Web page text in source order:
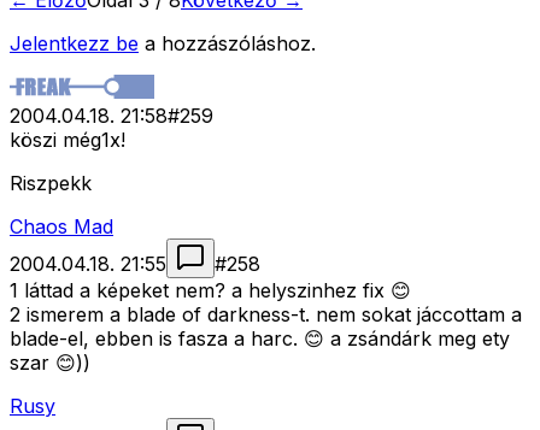
Jelentkezz be a hozzászóláshoz.
2004.04.18. 21:58#259
köszi még1x!
Riszpekk
Chaos Mad
2004.04.18. 21:55
#258
1 láttad a képeket nem? a helyszinhez fix 😊
2 ismerem a blade of darkness-t. nem sokat jáccottam a
blade-el, ebben is fasza a harc. 😊 a zsándárk meg ety
szar 😊))
Rusy